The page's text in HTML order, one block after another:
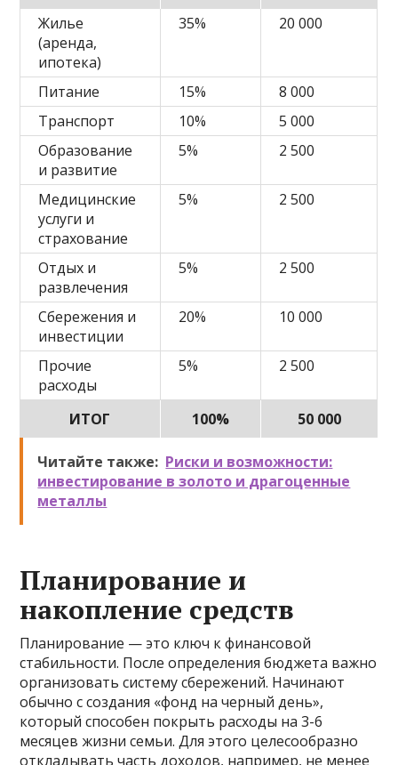
Жилье
(аренда,
ипотека)
35% 20 000
Питание 15%
8 000
Транспорт
10%
5 000
Образование
и развитие
5% 2 500
Медицинские
услуги и
страхование
5% 2 500
Отдых и
развлечения
5% 2 500
Сбережения и
инвестиции
20% 10 000
Прочие
расходы
5% 2 500
ИТОГ 100% 50 000
Читайте также: Риски и возможности:
инвестирование в золото и драгоценные
металлы
Планирование и
накопление средств
Планирование — это ключ к финансовой
стабильности. После определения бюджета важно
организовать систему сбережений. Начинают
обычно с создания «фонд на черный день»,
который способен покрыть расходы на 3-6
месяцев жизни семьи. Для этого целесообразно
откладывать часть доходов, например, не менее